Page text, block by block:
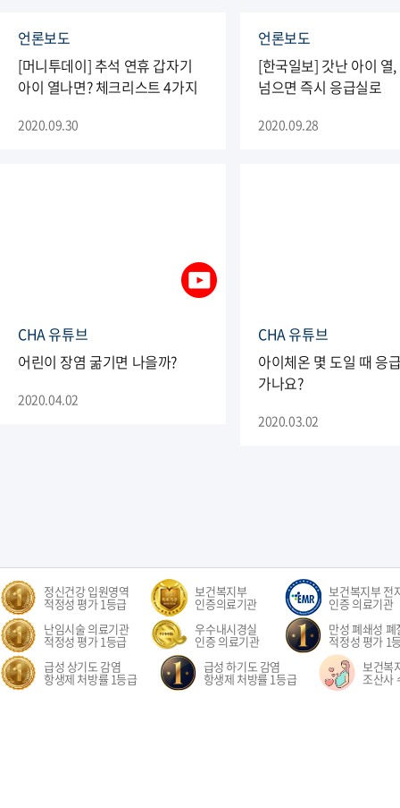
언론보도
[머니투데이] 추석 연휴 갑자기
아이 열나면? 체크리스트 4가지
2020.09.30
언론보도
[한국일보] 갓난 아이 열
넘으면 즉시 응급실로
2020.09.28
CHA 유튜브
어린이 장염 굶기면 나을까?
2020.04.02
CHA 유튜브
아이체온 몇 도일 때 응
가나요?
2020.03.02
정신건강 입원영역
적정성 평가 1등급
보건복지부
인증의료기관
보건복지부 전
인증 의료기관
난임시술 의료기관
적정성 평가 1등급
우수내시경실
인증 의료기관
만성 폐쇄성
적정성 평가 1
급성 상기도 감염
항생제 처방률 1등급
급성 하기도 감염
항생제 처방률 1등급
보건복
조산사